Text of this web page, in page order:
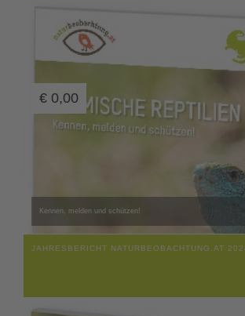
Kennen, melden und schützen!
€ 0,00
JAHRESBERICHT NATURBEOBACHTUNG.AT